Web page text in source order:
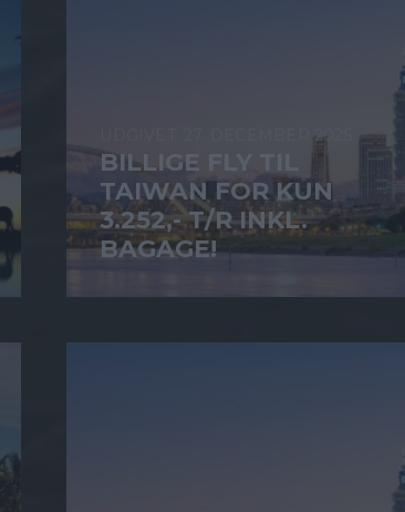
27. DECEMBER 2025
BILLIGE FLY TIL
TAIWAN FOR KUN
3.252,- T/R INKL.
BAGAGE!